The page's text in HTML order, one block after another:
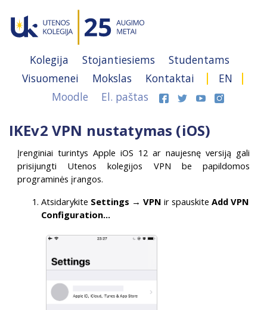
Kolegija Stojantiesiems
Studentams
Visuomenei
Mokslas Kontaktai
EN
Moodle
El. paštas
IKEv2 VPN nustatymas (iOS)
Įrenginiai turintys Apple iOS 12 ar naujesnę versiją gali
prisijungti Utenos kolegijos VPN be papildomos
programinės įrangos.
Atsidarykite Settings → VPN ir spauskiteAdd VPN
Configuration…